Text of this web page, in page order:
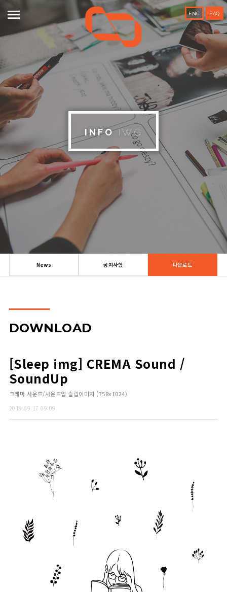
 ENG FAQ
INFOIWG
News 공지사항 다운로드
DOWNLOAD
[Sleep img] CREMA Sound /
SoundUp
크레마 사운드/사운드업 슬립이미지 (758x1024)
2019.09.17 09:09